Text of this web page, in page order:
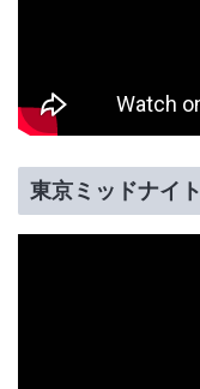
東京ミッドナイト